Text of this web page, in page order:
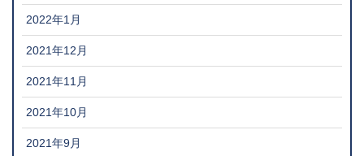
2022年1月
2021年12月
2021年11月
2021年10月
2021年9月